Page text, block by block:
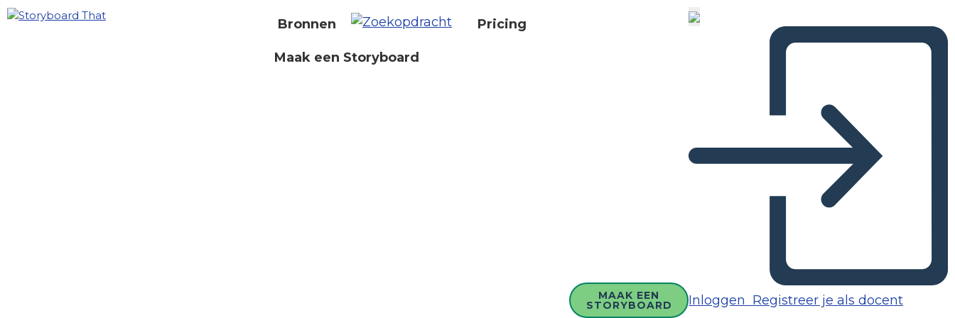
Bronnen Pricing
Maak een Storyboard
MAAK EEN
STORYBOARD Inloggen Registreer je als docent